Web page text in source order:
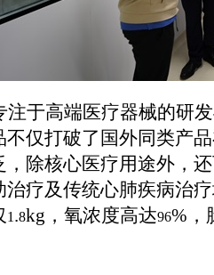
于高端医疗器械的研
仅打破了国外同类产
除核心医疗用途外，
疗及传统心肺疾病治
1 .8kg，氧浓度高达96%，